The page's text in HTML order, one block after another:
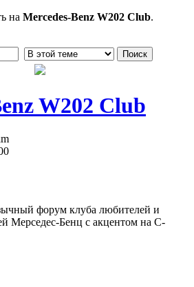
на Mercedes-Benz W202 Club.
W202 Club
форум клуба любителей и
Мерседес-Бенц с акцентом на C-